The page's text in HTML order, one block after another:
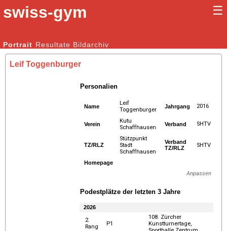
swiss-gym ☰
Kunstturnen Männer | Kunstturnen Frauen
Portrait Resultate Bildarchiv
Leif Toggenburger
Personalien
Name
Leif
Toggenburger
Jahrgang 2016
Verein
Kutu
Schaffhausen
Verband SHTV
TZ/RLZ
Stützpunkt
Stadt
Schaffhausen
Verband
TZ/RLZ
SHTV
Homepage
Anpassen
Podestplätze der letzten 3 Jahre
2026
2.
Rang
P1
108. Zürcher
Kunstturnertage,